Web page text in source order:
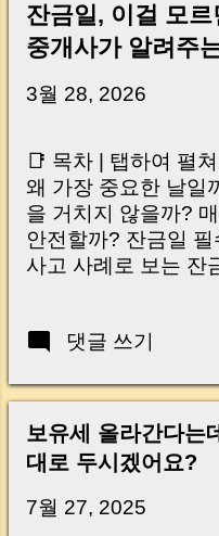
잔금일, 이걸 모르
중개사가 알려주
3월 28, 2026
📑 목차 | 탭하여 펼
왜 가장 중요한 날일
을 거치지 않을까?
안전할까? 잔금일
사고 사례로 보는 잔
Your Account Is It
Real Risks and
Key Takeaway 혹시
신가요? “잔금일…
닌가요?” 하지만 현
습니다. 잔금일은 ‘서
댓글 쓰기
보유세 올라간다
대로 두시겠어요?
7월 27, 2025